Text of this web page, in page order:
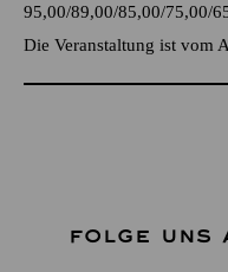
95,00 89,00 85,00 75,00
Die Veranstaltung ist vom
FOLGE UNS